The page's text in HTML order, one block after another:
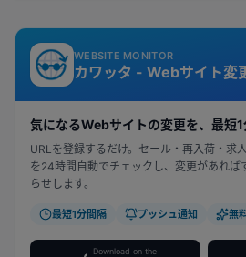
WEBSITE MONITOR
カワッタ - Webサイト変
気になるWebサイトの変更を、最短1
URLを登録するだけ。セール・再入荷・求
を24時間自動でチェックし、変更があれば
らせします。
最短1分間隔 プッシュ通知 無
Download on the